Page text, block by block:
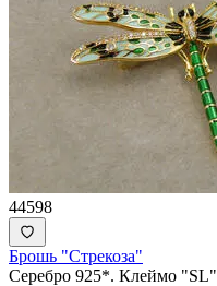
44598
Брошь "Стрекоза"
Серебро 925*. Клеймо "SL"